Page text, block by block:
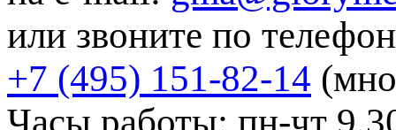
или звоните по
+7 (495) 151-82-14
Часы работы: пн-чт